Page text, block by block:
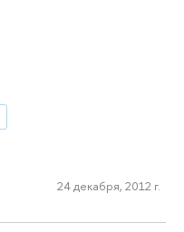
24 декабря, 2012 г.